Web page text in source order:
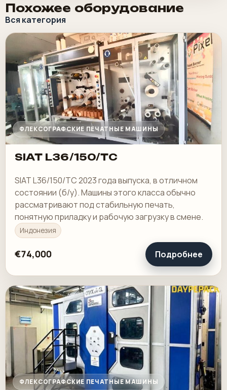
Похожее оборудование
Вся категория
ФЛЕКСОГРАФСКИЕ ПЕЧАТНЫЕ МАШИНЫ
SIAT L36/150/TC
SIAT L36/150/TC 2023 года выпуска, в отличном
состоянии (б/у). Машины этого класса обычно
рассматривают под стабильную печать,
понятную приладку и рабочую загрузку в смене.
Индонезия
€74,000 Подробнее
ФЛЕКСОГРАФСКИЕ ПЕЧАТНЫЕ МАШИНЫ